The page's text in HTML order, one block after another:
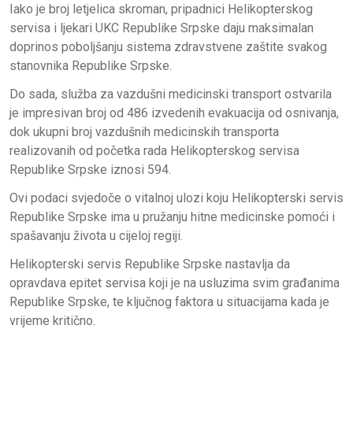
Iako je broj letjelica skroman, pripadnici Helikopterskog
servisa i ljekari UKC Republike Srpske daju maksimalan
doprinos poboljšanju sistema zdravstvene zaštite svakog
stanovnika Republike Srpske.
Do sada, služba za vazdušni medicinski transport ostvarila
je impresivan broj od 486 izvedenih evakuacija od osnivanja,
dok ukupni broj vazdušnih medicinskih transporta
realizovanih od početka rada Helikopterskog servisa
Republike Srpske iznosi 594.
Ovi podaci svjedoče o vitalnoj ulozi koju Helikopterski servis
Republike Srpske ima u pružanju hitne medicinske pomoći i
spašavanju života u cijeloj regiji.
Helikopterski servis Republike Srpske nastavlja da
opravdava epitet servisa koji je na usluzima svim građanima
Republike Srpske, te ključnog faktora u situacijama kada je
vrijeme kritično.